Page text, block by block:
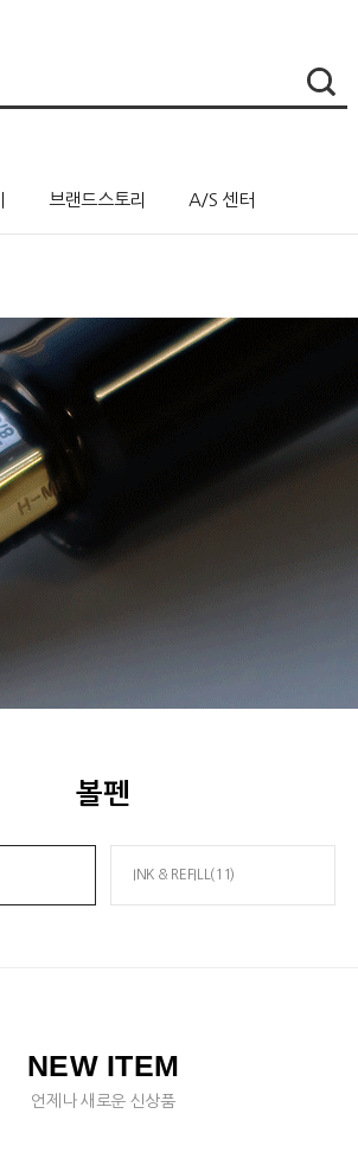
브랜드스토리 A/S 센터
볼펜
INK & REFILL(11)
NEW ITEM
언제나 새로운 신상품